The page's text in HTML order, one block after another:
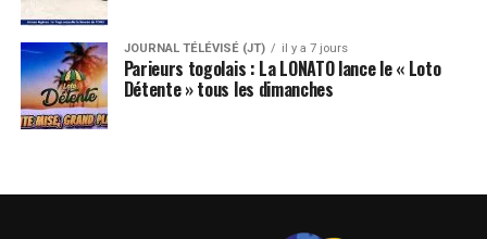
JOURNAL TÉLÉVISÉ (JT) il y a 7 jours
Parieurs togolais : La LONATO lance le « Loto
Détente » tous les dimanches